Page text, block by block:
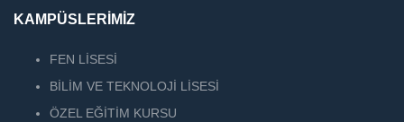
KAMPÜSLERİMİZ
FEN LİSESİ
BİLİM VE TEKNOLOJİ LİSESİ
ÖZEL EĞİTİM KURSU